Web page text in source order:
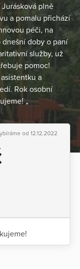
plně
a pomalu přichází
péči, na
doby o paní
služby, už
pomoc!
a
Rok osobní
„
od 12.12.2022